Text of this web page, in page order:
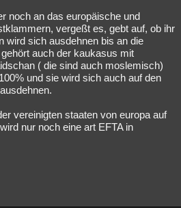
noch an das europäische und
vergeßt es, gebt auf, ob ihr
wird sich ausdehnen bis an die
auch der kaukasus mit
( die sind auch moslemisch)
und sie wird sich auch auf den
vereinigten staaten von europa auf
nur noch eine art EFTA in